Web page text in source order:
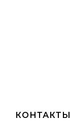
КОНТАКТЫ